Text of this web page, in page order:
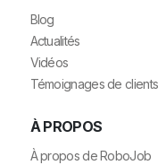
Blog
Actualités
Vidéos
Témoignages de clients
À PROPOS
À propos de RoboJob